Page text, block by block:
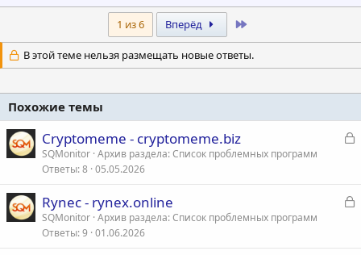
1 из 6 Вперёд
В этой теме нельзя размещать новые ответы.
Похожие темы
З
Cryptomeme - cryptomeme.biz
SQMonitor Архив раздела: Список проблемных программ
Ответы 8 05.05.2026
З
Rynec - rynex.online
SQMonitor Архив раздела: Список проблемных программ
Ответы 9 01.06.2026